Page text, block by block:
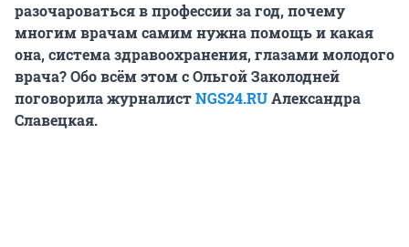
разочароваться в профессии за год, почему
многим врачам самим нужна помощь и какая
она, система здравоохранения, глазами молодого
врача? Обо всём этом с Ольгой Заколодней
поговорила журналистNGS24.RUАлександра
Славецкая.